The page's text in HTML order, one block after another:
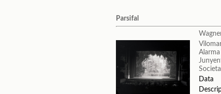
Parsifal
Alarma
Data